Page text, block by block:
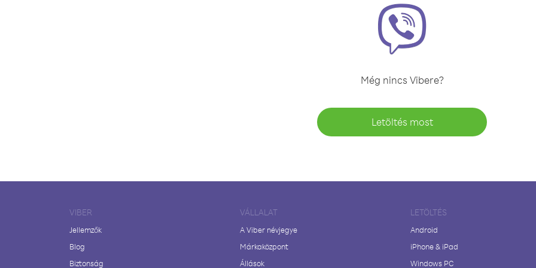
Még nincs Vibere?
Letöltés most
VIBER
Jellemzők
Blog
Biztonság
VÁLLALAT
A Viber névjegye
Márkaközpont
Állások
LETÖLTÉS
Android
iPhone & iPad
Windows PC